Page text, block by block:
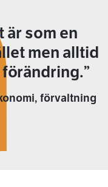
är som en
men alltid
förvaltning